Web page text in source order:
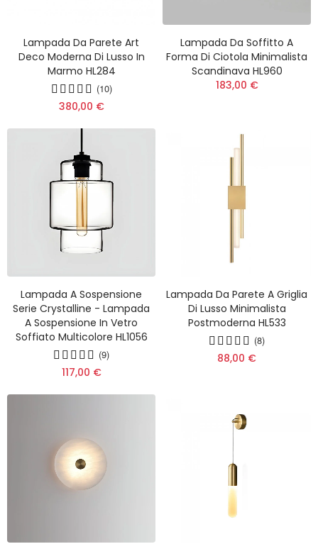
Lampada Da Parete Art
Deco Moderna Di Lusso In
Marmo HL284
(10)
380,00 €
Lampada Da Soffitto A
Forma Di Ciotola Minimalista
Scandinava HL960
183,00 €
Lampada A Sospensione
Serie Crystalline - Lampada
A Sospensione In Vetro
Soffiato Multicolore HL1056
(9)
117,00 €
Lampada Da Parete A Griglia
Di Lusso Minimalista
Postmoderna HL533
(8)
88,00 €